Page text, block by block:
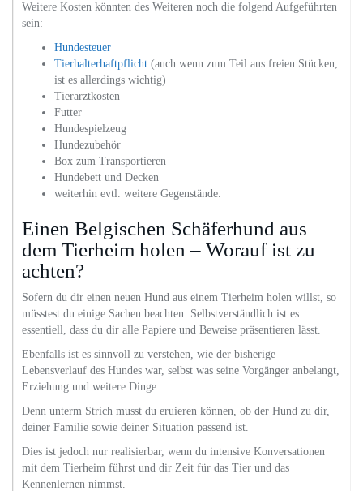
Weitere Kosten könnten des Weiteren noch die folgend Aufgeführten
sein:
Hundesteuer
Tierhalterhaftpflicht (auch wenn zum Teil aus freien Stücken,
ist es allerdings wichtig)
Tierarztkosten
Futter
Hundespielzeug
Hundezubehör
Box zum Transportieren
Hundebett und Decken
weiterhin evtl. weitere Gegenstände.
Einen Belgischen Schäferhund aus
dem Tierheim holen – Worauf ist zu
achten?
Sofern du dir einen neuen Hund aus einem Tierheim holen willst, so
müsstest du einige Sachen beachten. Selbstverständlich ist es
essentiell, dass du dir alle Papiere und Beweise präsentieren lässt.
Ebenfalls ist es sinnvoll zu verstehen, wie der bisherige
Lebensverlauf des Hundes war, selbst was seine Vorgänger anbelangt,
Erziehung und weitere Dinge.
Denn unterm Strich musst du eruieren können, ob der Hund zu dir,
deiner Familie sowie deiner Situation passend ist.
Dies ist jedoch nur realisierbar, wenn du intensive Konversationen
mit dem Tierheim führst und dir Zeit für das Tier und das
Kennenlernen nimmst.